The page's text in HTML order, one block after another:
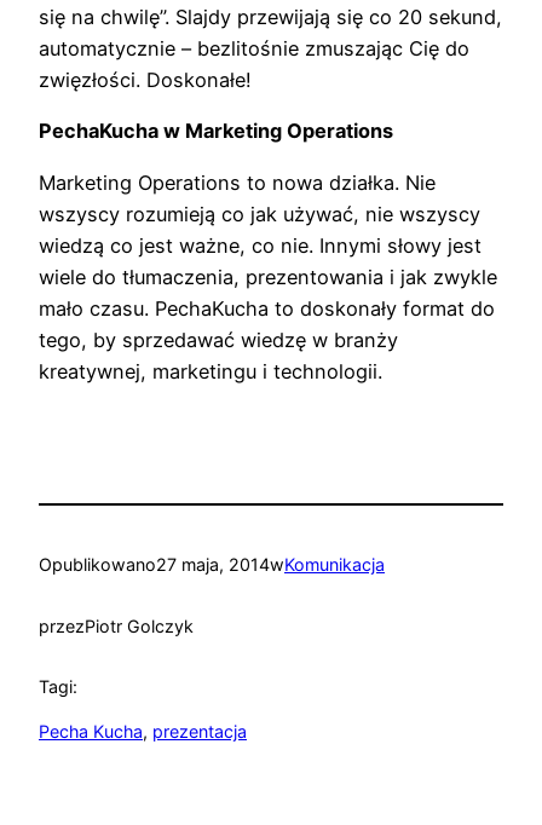
się na chwilę”. Slajdy przewijają się co 20 sekund,
automatycznie – bezlitośnie zmuszając Cię do
zwięzłości. Doskonałe!
PechaKucha w Marketing Operations
Marketing Operations to nowa działka. Nie
wszyscy rozumieją co jak używać, nie wszyscy
wiedzą co jest ważne, co nie. Innymi słowy jest
wiele do tłumaczenia, prezentowania i jak zwykle
mało czasu. PechaKucha to doskonały format do
tego, by sprzedawać wiedzę w branży
kreatywnej, marketingu i technologii.
Opublikowano27 maja, 2014wKomunikacja
przezPiotr Golczyk
Tagi:
Pecha Kucha, prezentacja